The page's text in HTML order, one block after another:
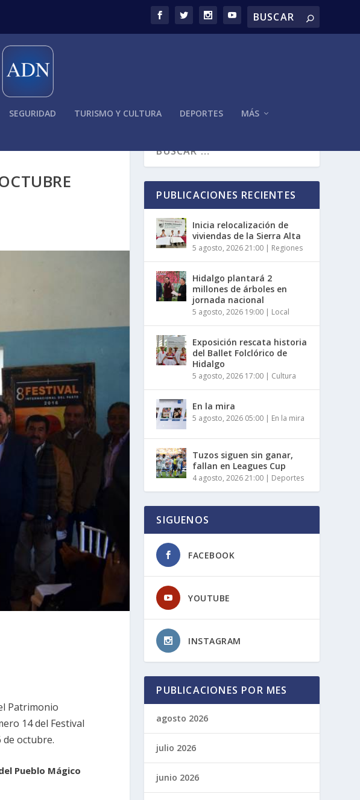
SEGURIDAD TURISMO Y CULTURA DEPORTES MÁS
Patrimonio
14 del Festival
de octubre.
Pueblo Mágico
PUBLICACIONES RECIENTES
Inicia relocalización de
viviendas de la Sierra Alta
5 agosto, 2026 21:00 | Regiones
Hidalgo plantará 2
millones de árboles en
jornada nacional
5 agosto, 2026 19:00 | Local
Exposición rescata historia
del Ballet Folclórico de
Hidalgo
5 agosto, 2026 17:00 | Cultura
En la mira
5 agosto, 2026 05:00 | En la mira
Tuzos siguen sin ganar,
fallan en Leagues Cup
4 agosto, 2026 21:00 | Deportes
SIGUENOS
FACEBOOK
YOUTUBE
INSTAGRAM
PUBLICACIONES POR MES
agosto 2026
julio 2026
junio 2026